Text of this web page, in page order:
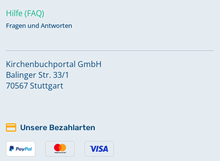
Hilfe (FAQ)
Fragen und Antworten
Kirchenbuchportal GmbH
Balinger Str. 33/1
70567 Stuttgart
Unsere Bezahlarten